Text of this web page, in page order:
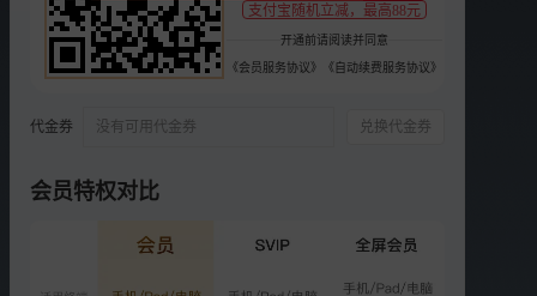
2021-09-26
第11期：单依纯凌杰憾别舞
1.2亿次播放
2021-09-27
Plus第11期：单依纯彩排
第12期上：推荐官Cypher
支付宝随机立减，最高88元
开通前请阅读并同意
《会员服务协议》 《自动续费服务协议》
代金券 没有可用代金券 兑换代金券
会员特权对比